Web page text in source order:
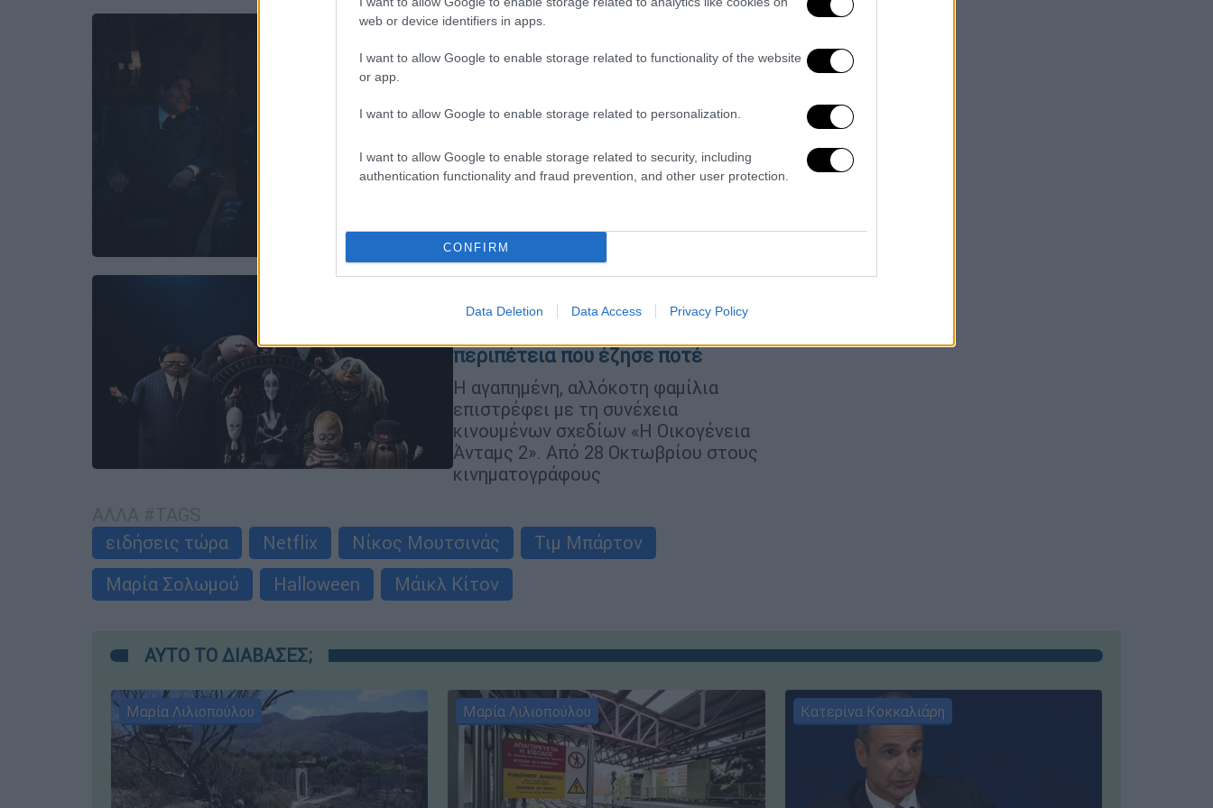
web or device identifiers in apps.
I want to allow Google to enable storage related to functionality of the website
or app.
I want to allow Google to enable storage related to personalization.
I want to allow Google to enable storage related to security, including
authentication functionality and fraud prevention, and other user protection.
CONFIRM
Data Deletion Data Access Privacy Policy
Σινεμά |18.08.2022 12:42
Μπάρτον - Πρωταγωνιστεί η
Κάθριν Ζέτα Τζόουνς
Η νέα σειρά θα προβληθεί στο Netflix
Η οικογένεια Άνταμς επανέρχεται
περιπέτεια που έζησε ποτέ
Η αγαπημένη, αλλόκοτη φαμίλια
επιστρέφει με τη συνέχεια
κινουμένων σχεδίων «Η Οικογένεια
Άνταμς 2». Από 28 Οκτωβρίου στους
κινηματογράφους
ειδήσεις τώρα
Netflix Νίκος Μουτσινάς
Τιμ Μπάρτον
Μαρία Σολωμού
Halloween Μάικλ Κίτον
ΑΥΤΟ ΤΟ ΔΙΑΒΑΣΕΣ;
Μαρία Λιλιοπούλου Μαρία Λιλιοπούλου Κατερίνα Κοκκαλιάρη